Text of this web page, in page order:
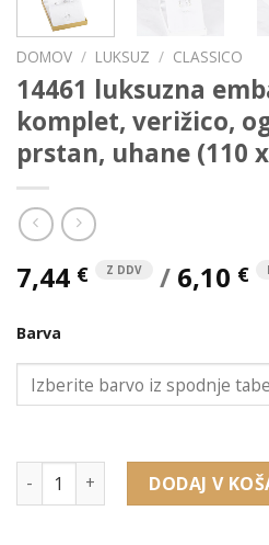
DOMOV / LUKSUZ / CLASSICO
14461 luksuzna
komplet, verižico,
prstan, uhane (110
7,44 € Z DDV / 6,10 €
Barva
14461 luksuzna embalaža za
DODAJ V